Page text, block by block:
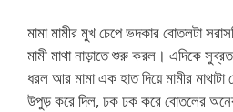
মামা মামীর মুখ চেপে ভদকার বোতলটা
মামী মাথা নাড়াতে শুরু করল। এদিকে সুব্রত
ধরল আর মামা এক হাত দিয়ে মামীর
উপুড় করে দিল, ঢক ঢক করে বোতলের